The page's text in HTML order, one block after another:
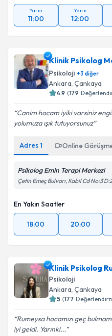
Yarın
11:00
Yarın
12:00
Klinik Psikolog
Psikoloji +3 diğer
Ankara, Çankaya
4.9 (179
Canim hocam iyiki varsiniz
yolumuza ışık tutuyorsunuz
Adres 1 Online
Psikolog Emin Terapi Merkezi
Çetin Emeç Bulvarı, Kabil Cd No:3
En Yakın Saatler
18:00 20:00
Klinik Psikolog
Psikoloji
Ankara, Çankaya
5 (177
Rumeysa hocamızı geç
iyi geldi. Yarınki...